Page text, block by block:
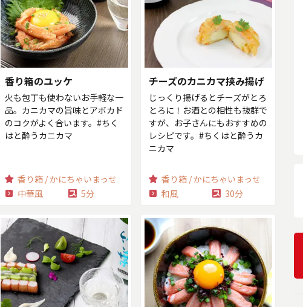
香り箱のユッケ
火も包丁も使わないお手軽な一
品。カニカマの旨味とアボカド
のコクがよく合います。#ちく
はと酔うカニカマ
香り箱 / かにちゃいまっせ
中華風
5分
チーズのカニカマ挟み揚げ
じっくり揚げるとチーズがとろ
とろに！お酒との相性も抜群で
すが、お子さんにもおすすめの
レシピです。#ちくはと酔うカ
ニカマ
香り箱 / かにちゃいまっせ
和風
30分